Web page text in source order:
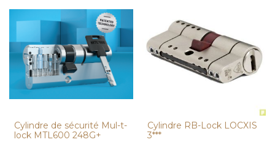
Cylindre de sécurité Mul-t-
lock MTL600 248G+
Cylindre RB-Lock LOCXIS
3***